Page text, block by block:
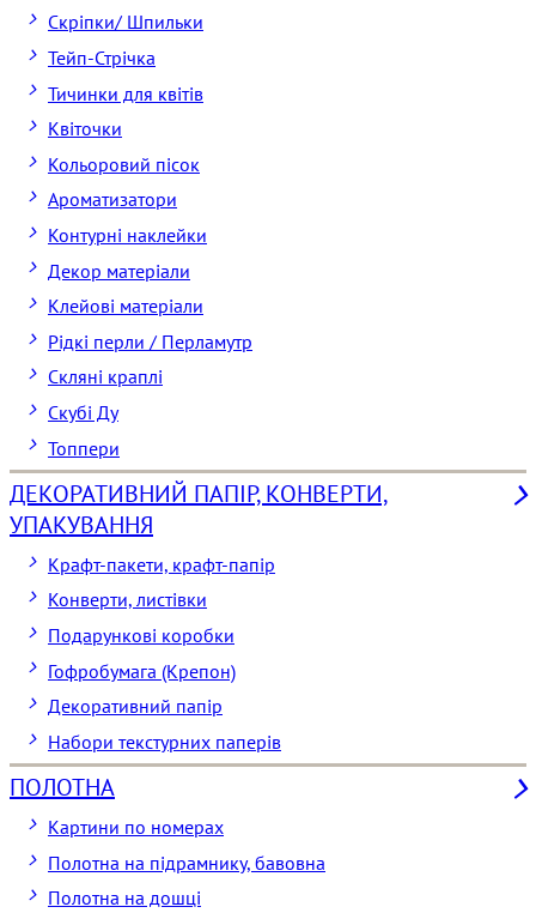
Скріпки/ Шпильки
Тейп-Стрічка
Тичинки для квітів
Квіточки
Кольоровий пісок
Ароматизатори
Контурні наклейки
Декор матеріали
Клейові матеріали
Рідкі перли / Перламутр
Скляні краплі
Скубі Ду
Топпери
ДЕКОРАТИВНИЙ ПАПІР, КОНВЕРТИ,
УПАКУВАННЯ
Крафт-пакети, крафт-папір
Конверти, листівки
Подарункові коробки
Гофробумага (Крепон)
Декоративний папір
Набори текстурних паперів
ПОЛОТНА
Картини по номерах
Полотна на підрамнику, бавовна
Полотна на дошці